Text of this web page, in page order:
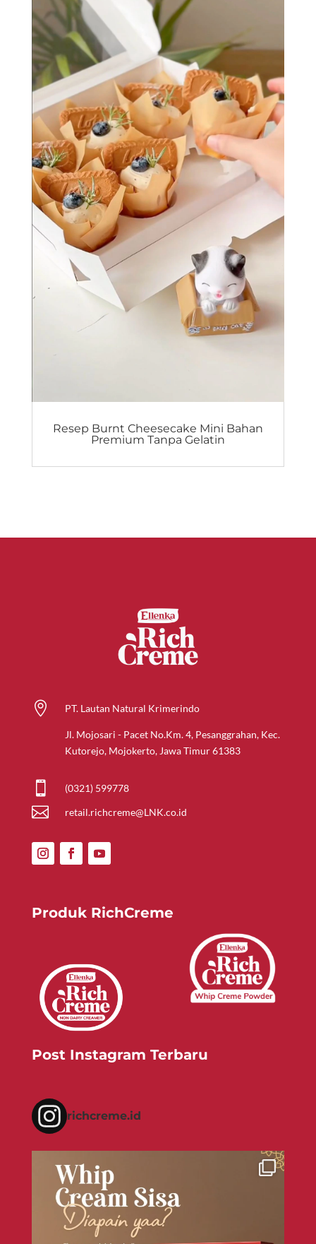
Resep Burnt Cheesecake Mini Bahan
Premium Tanpa Gelatin
 PT. Lautan Natural Krimerindo
Jl. Mojosari - Pacet No.Km. 4, Pesanggrahan, Kec.
Kutorejo, Mojokerto, Jawa Timur 61383
 (0321) 599778
 retail.richcreme@LNK.co.id
Produk RichCreme
Post Instagram Terbaru
richcreme.id